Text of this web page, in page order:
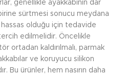
genellikle ayakkabının dar
sürtmesi sonucu meydana
olduğu için tedavide
edilmelidir. Öncelikle
ortadan kaldırılmalı, parmak
ve koruyucu silikon
Bu ürünler, hem nasırın daha